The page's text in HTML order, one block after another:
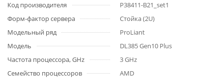
Код производителя
P38411-B21_set1
Форм-фактор сервера
Стойка (2U)
Модельный ряд
ProLiant
Модель
DL385 Gen10 Plus
Частота процессора, GHz
3 GHz
Семейство процессоров
AMD